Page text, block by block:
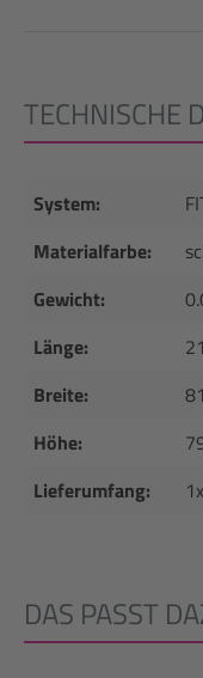
TECHNISCHE
System:
Materialfarbe:
Gewicht:
Länge:
Breite:
Höhe:
Lieferumfang:
DAS PASST